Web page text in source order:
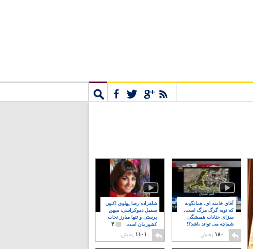
شاهزاده رضا پهلوی اکنون
سمبل دموکراسی، میهن
پرستی و تنها مبارز نجات
کشورمان است
۴
۱۱۰۱ پخش
آقای خامنه ای، همانگونه
که توبه گرگ مرگ است،
سزای جنایات همیشگی
شماچه می تواند باشد؟!
۸
۱۸۰ پخش